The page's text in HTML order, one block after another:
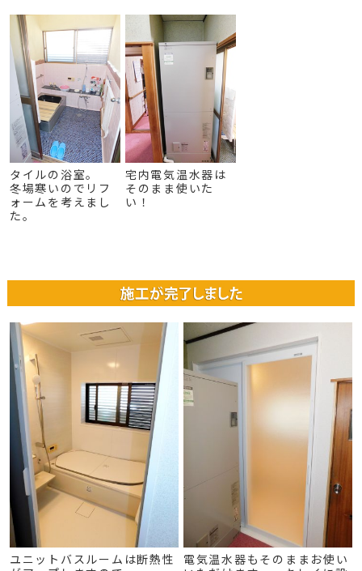
タイルの浴室。
冬場寒いのでリフ
ォームを考えまし
た。
宅内電気温水器は
そのまま使いた
い！
ユニットバスルームは断熱性
電気温水器もそのままお使い